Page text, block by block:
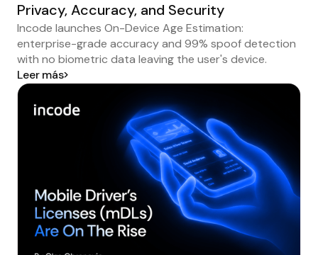
Privacy, Accuracy, and Security
Incode launches On-Device Age Estimation:
enterprise-grade accuracy and 99% spoof detection
with no biometric data leaving the user's device.
Leer más